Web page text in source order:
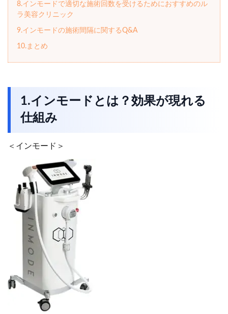
8.インモードで適切な施術回数を受けるためにおすすめのル
ラ美容クリニック
9.インモードの施術間隔に関するQ&A
10.まとめ
1.インモードとは？効果が現れる
仕組み
＜インモード＞